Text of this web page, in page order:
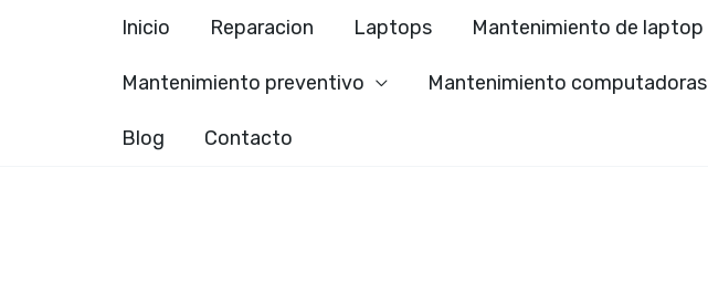
Inicio Reparacion Laptops Mantenimiento de laptop
Mantenimiento preventivo Mantenimiento computadoras
Blog Contacto